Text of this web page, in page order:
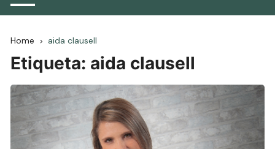
Home aida clausell
Etiqueta: aida clausell